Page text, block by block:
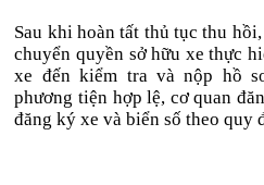
Sau khi hoàn tất thủ tục thu
chuyển quyền sở hữu xe thực
xe đến kiểm tra và nộp hồ
phương tiện hợp lệ, cơ quan
đăng ký xe và biển số theo quy